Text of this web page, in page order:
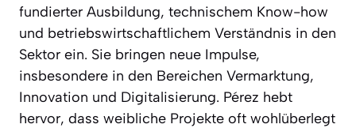
fundierter Ausbildung, technischem Know-how
und betriebswirtschaftlichem Verständnis in den
Sektor ein. Sie bringen neue Impulse,
insbesondere in den Bereichen Vermarktung,
Innovation und Digitalisierung. Pérez hebt
hervor, dass weibliche Projekte oft wohlüberlegt